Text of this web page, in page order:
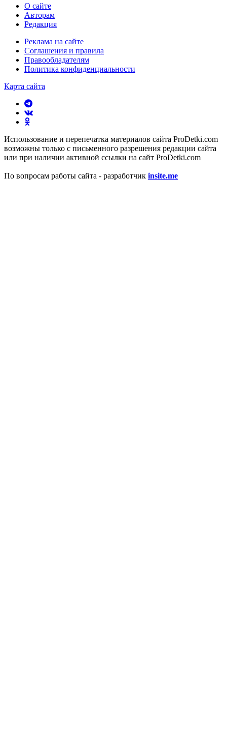
О сайте
Авторам
Редакция
Реклама на сайте
Соглашения и правила
Правообладателям
Политика конфиденциальности
Карта сайта
Использование и перепечатка материалов сайта ProDetki.com
возможны только с письменного разрешения редакции сайта
или при наличии активной ссылки на сайт ProDetki.com
По вопросам работы сайта - разработчик insite.me